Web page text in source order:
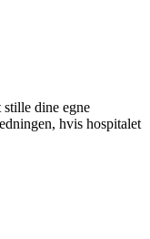
dine egne
hvis hospitalet